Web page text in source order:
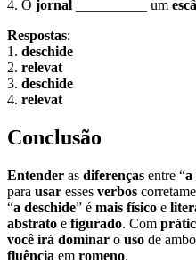
4. O jornal __________ um
Respostas:
1. deschide
2. relevat
3. deschide
4. relevat
Conclusão
Entender as diferenças entre “a
para usar esses verbos
“a deschide” é mais físico e
abstrato e figurado. Com
você irá dominar o uso de
fluência em romeno.